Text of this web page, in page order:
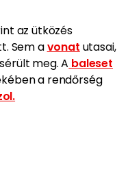
az ütközés
Sem avonat utasai,
meg. A baleset
a rendőrség